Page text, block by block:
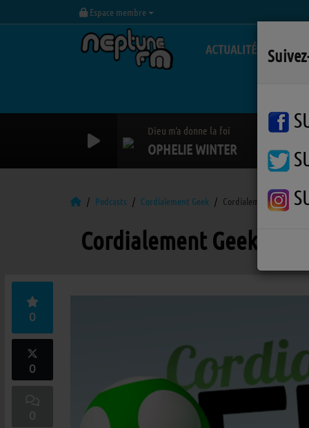
Espace membre
ACTUALITÉS
Dieu m'a donne la foi
OPHELIE WINTER
Podcasts Cordialement Geek Cordialement Geek
Cordialement Geek
0
0
0